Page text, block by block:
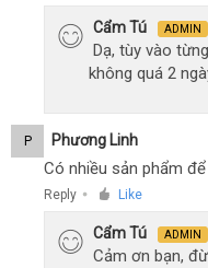
Cẩm Tú ADMIN
Dạ, tùy vào
không quá 2
P Phương Linh
Có nhiều sản phẩm
Reply ● Like
Cẩm Tú ADMIN
Cảm ơn bạn,